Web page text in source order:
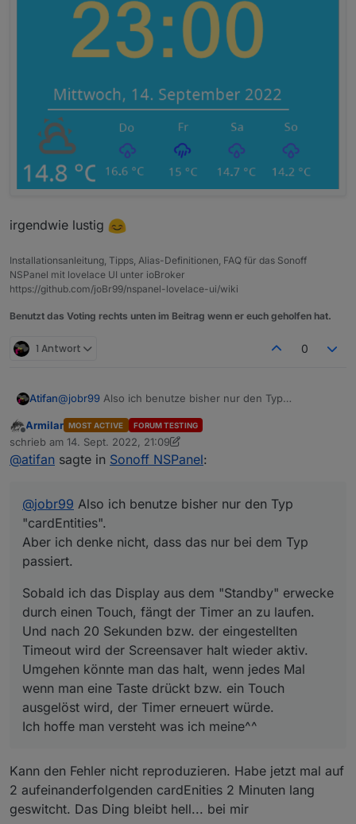
irgendwie lustig
Installationsanleitung, Tipps, Alias-Definitionen, FAQ für das Sonoff
NSPanel mit lovelace UI unter ioBroker
https://github.com/joBr99/nspanel-lovelace-ui/wiki
Benutzt das Voting rechts unten im Beitrag wenn er euch geholfen hat.
1 Antwort 0
Atifan@jobr99 Also ich benutze bisher nur den Typ
Aber ich denke nicht, dass das nur bei dem Typ passiert.
Sobald ich das Display aus dem "Standby" erwecke
durch einen Touch, fängt der Timer an zu laufen. Und
nach 20 Sekunden bzw. der eingestellten Timeout wird
man eine Taste drückt bzw. ein Touch ausgelöst wird,
der Timer erneuert würde.
Ich hoffe man versteht was ich meine^^
Offline
Armilar MOST ACTIVE FORUM TESTING
schrieb am 14. Sept. 2022, 21:09
zuletzt editiert von Armilar
@atifan sagte in Sonoff NSPanel:
@jobr99 Also ich benutze bisher nur den Typ
"cardEntities".
Aber ich denke nicht, dass das nur bei dem Typ
passiert.
Sobald ich das Display aus dem "Standby" erwecke
durch einen Touch, fängt der Timer an zu laufen.
Und nach 20 Sekunden bzw. der eingestellten
Timeout wird der Screensaver halt wieder aktiv.
Umgehen könnte man das halt, wenn jedes Mal
wenn man eine Taste drückt bzw. ein Touch
ausgelöst wird, der Timer erneuert würde.
Ich hoffe man versteht was ich meine^^
Kann den Fehler nicht reproduzieren. Habe jetzt mal auf
2 aufeinanderfolgenden cardEnities 2 Minuten lang
geswitcht. Das Ding bleibt hell... bei mir